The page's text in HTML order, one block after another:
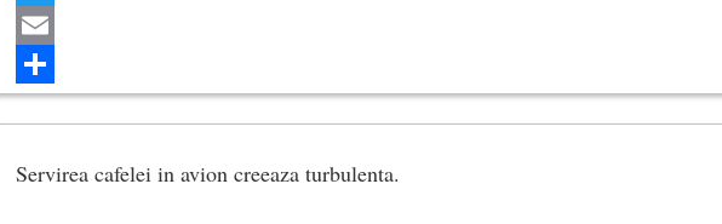
Twitter
Email
Share
Servirea cafelei in avion creeaza turbulenta.